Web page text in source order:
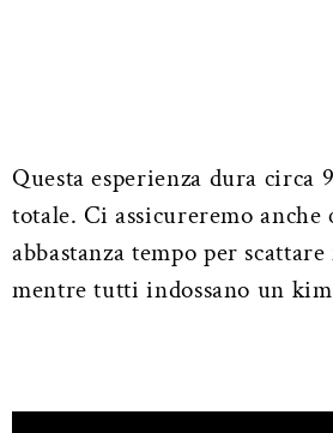
Questa esperienza dura
totale. Ci assicureremo anche
abbastanza tempo per
mentre tutti indossano un